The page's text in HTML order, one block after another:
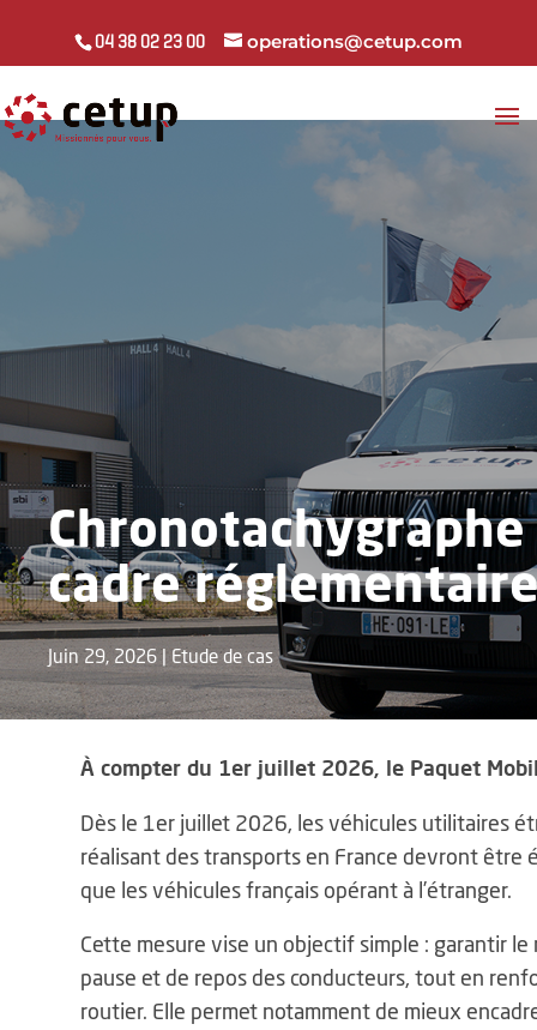
04 38 02 23 00 operations@cetup.com
cadre
Juin 29, 2026| Etude de cas
À compter du 1er juillet 2026, le Paquet
Dès le 1er juillet 2026, les véhicules utilitaires
réalisant des transports en France devront être
que les véhicules français opérant à l’étranger.
Cette mesure vise un objectif simple : garantir
pause et de repos des conducteurs, tout en
routier. Elle permet notamment de mieux